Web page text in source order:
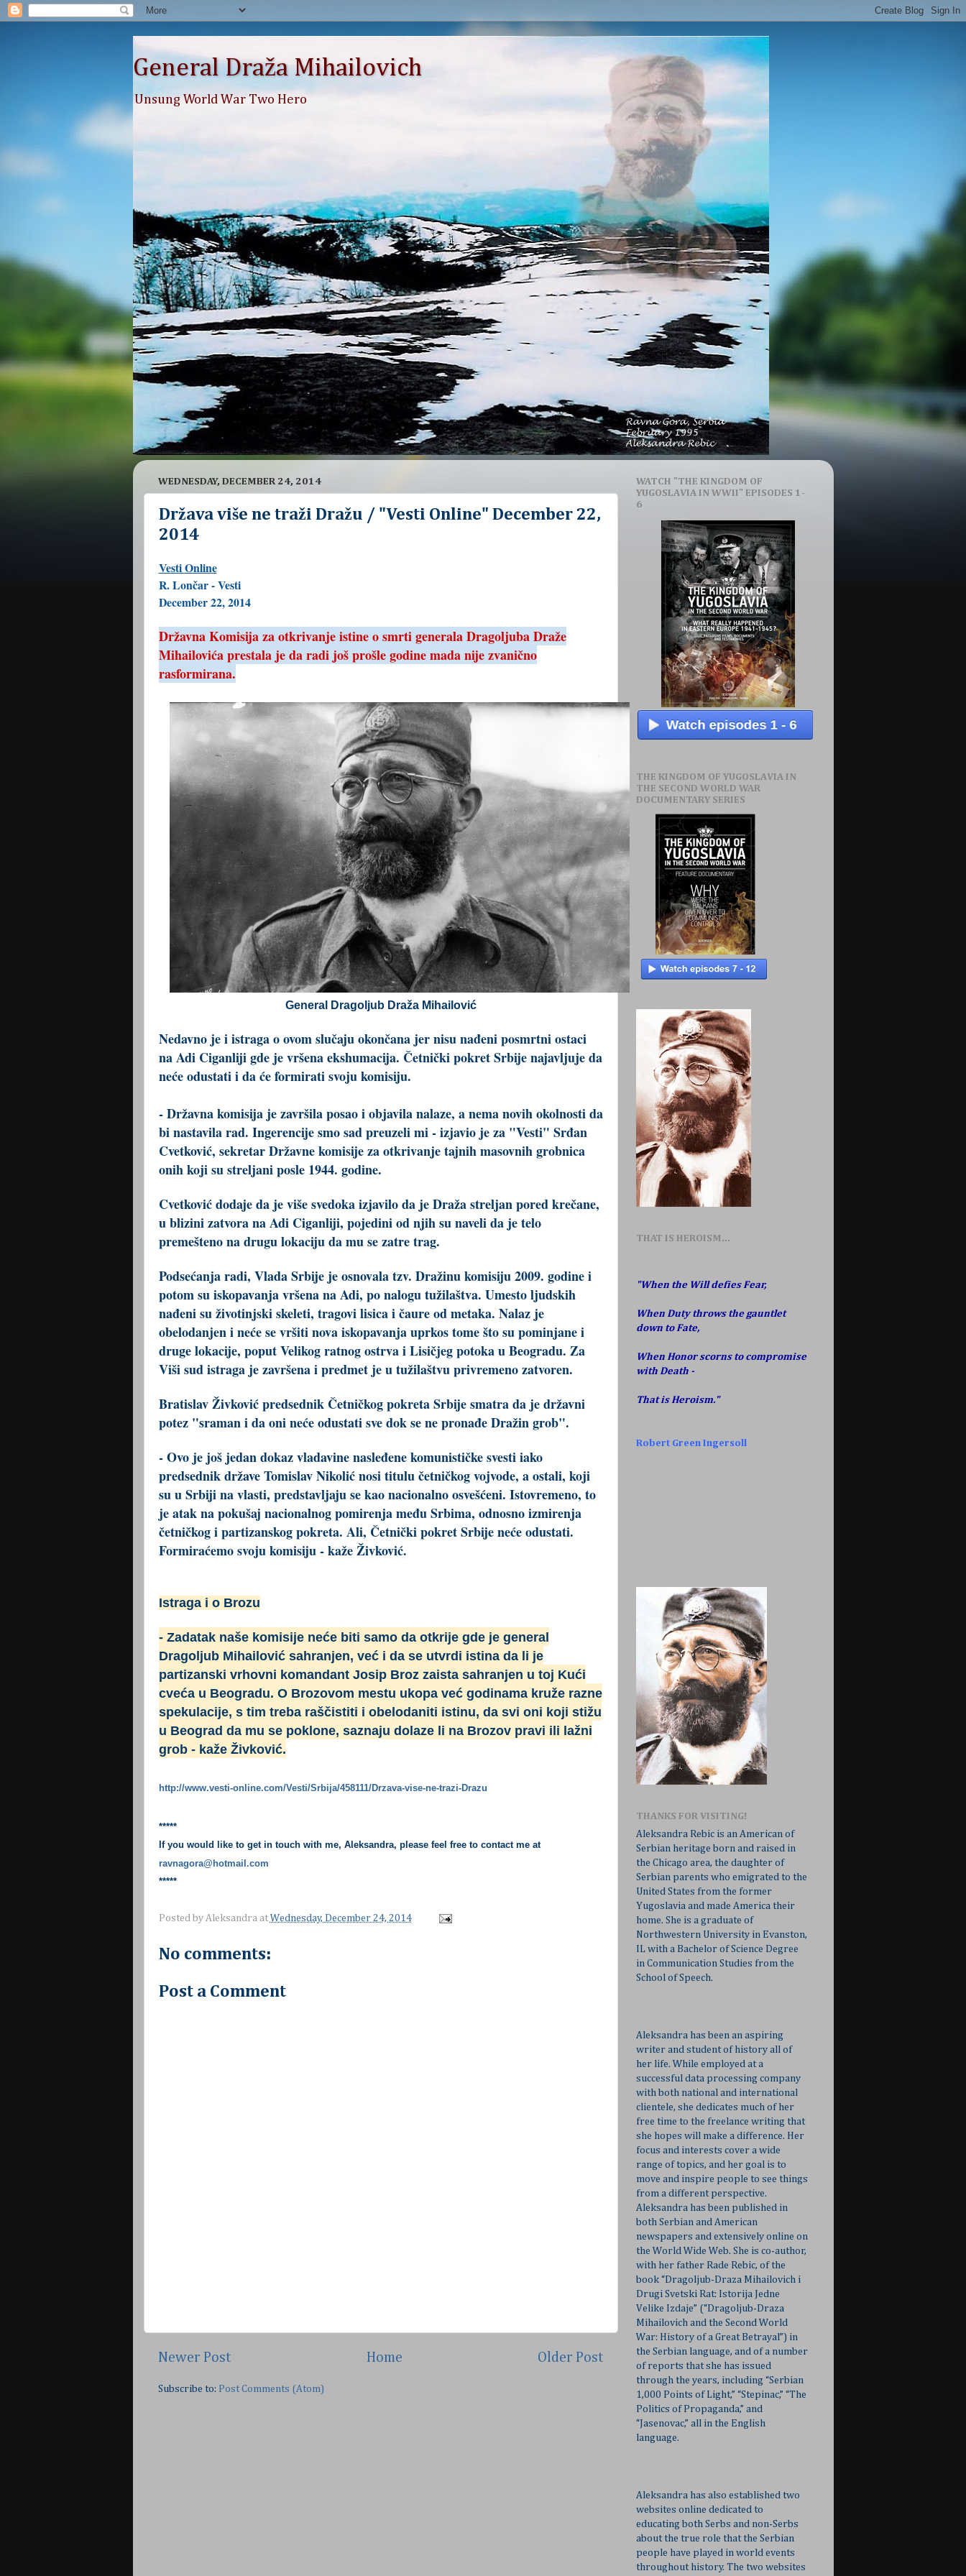
General Draža Mihailovich
Unsung World War Two Hero
WEDNESDAY, DECEMBER 24, 2014
Država više ne traži Dražu / "Vesti Online" December 22,
2014
Vesti Online
R. Lončar - Vesti
December 22, 2014
Državna Komisija za otkrivanje istine o smrti generala Dragoljuba Draže
Mihailovića prestala je da radi još prošle godine mada nije zvanično
rasformirana.
General Dragoljub Draža Mihailović
Nedavno je i istraga o ovom slučaju okončana jer nisu nađeni posmrtni ostaci
na Adi Ciganliji gde je vršena ekshumacija. Četnički pokret Srbije najavljuje da
neće odustati i da će formirati svoju komisiju.
- Državna komisija je završila posao i objavila nalaze, a nema novih okolnosti da
bi nastavila rad. Ingerencije smo sad preuzeli mi - izjavio je za "Vesti" Srđan
Cvetković, sekretar Državne komisije za otkrivanje tajnih masovnih grobnica
onih koji su streljani posle 1944. godine.
Cvetković dodaje da je više svedoka izjavilo da je Draža streljan pored krečane,
u blizini zatvora na Adi Ciganliji, pojedini od njih su naveli da je telo
premešteno na drugu lokaciju da mu se zatre trag.
Podsećanja radi, Vlada Srbije je osnovala tzv. Dražinu komisiju 2009. godine i
potom su iskopavanja vršena na Adi, po nalogu tužilaštva. Umesto ljudskih
nađeni su životinjski skeleti, tragovi lisica i čaure od metaka. Nalaz je
obelodanjen i neće se vršiti nova iskopavanja uprkos tome što su pominjane i
druge lokacije, poput Velikog ratnog ostrva i Lisičjeg potoka u Beogradu. Za
Viši sud istraga je završena i predmet je u tužilaštvu privremeno zatvoren.
Bratislav Živković predsednik Četničkog pokreta Srbije smatra da je državni
potez "sraman i da oni neće odustati sve dok se ne pronađe Dražin grob".
- Ovo je još jedan dokaz vladavine nasleđene komunističke svesti iako
predsednik države Tomislav Nikolić nosi titulu četničkog vojvode, a ostali, koji
su u Srbiji na vlasti, predstavljaju se kao nacionalno osvešćeni. Istovremeno, to
je atak na pokušaj nacionalnog pomirenja među Srbima, odnosno izmirenja
četničkog i partizanskog pokreta. Ali, Četnički pokret Srbije neće odustati.
Formiraćemo svoju komisiju - kaže Živković.
Istraga i o Brozu
- Zadatak naše komisije neće biti samo da otkrije gde je general
Dragoljub Mihailović sahranjen, već i da se utvrdi istina da li je
partizanski vrhovni komandant Josip Broz zaista sahranjen u toj Kući
cveća u Beogradu. O Brozovom mestu ukopa već godinama kruže razne
spekulacije, s tim treba raščistiti i obelodaniti istinu, da svi oni koji stižu
u Beograd da mu se poklone, saznaju dolaze li na Brozov pravi ili lažni
grob - kaže Živković.
http://www.vesti-online.com/Vesti/Srbija/458111/Drzava-vise-ne-trazi-Drazu
*****
If you would like to get in touch with me, Aleksandra, please feel free to contact me at
ravnagora@hotmail.com
*****
Posted by Aleksandra atWednesday, December 24, 2014
No comments:
Post a Comment
Newer Post Older Post
Home
Subscribe to: Post Comments (Atom)
WATCH "THE KINGDOM OF
YUGOSLAVIA IN WWII" EPISODES 1-
6
THE KINGDOM OF YUGOSLAVIA IN
THE SECOND WORLD WAR
DOCUMENTARY SERIES
THAT IS HEROISM...
"When the Will defies Fear,
When Duty throws the gauntlet
down to Fate,
When Honor scorns to compromise
with Death -
That is Heroism."
Robert Green Ingersoll
THANKS FOR VISITING!
Aleksandra Rebic is an American of
Serbian heritage born and raised in
the Chicago area, the daughter of
Serbian parents who emigrated to the
United States from the former
Yugoslavia and made America their
home. She is a graduate of
Northwestern University in Evanston,
IL with a Bachelor of Science Degree
in Communication Studies from the
School of Speech.
Aleksandra has been an aspiring
writer and student of history all of
her life. While employed at a
successful data processing company
with both national and international
clientele, she dedicates much of her
free time to the freelance writing that
she hopes will make a difference. Her
focus and interests cover a wide
range of topics, and her goal is to
move and inspire people to see things
from a different perspective.
Aleksandra has been published in
both Serbian and American
newspapers and extensively online on
the World Wide Web. She is co-author,
with her father Rade Rebic, of the
book “Dragoljub-Draza Mihailovich i
Drugi Svetski Rat: Istorija Jedne
Velike Izdaje” (“Dragoljub-Draza
Mihailovich and the Second World
War: History of a Great Betrayal”) in
the Serbian language, and of a number
of reports that she has issued
through the years, including “Serbian
1,000 Points of Light,” “Stepinac,” “The
Politics of Propaganda,” and
“Jasenovac,” all in the English
language.
Aleksandra has also established two
websites online dedicated to
educating both Serbs and non-Serbs
about the true role that the Serbian
people have played in world events
throughout history. The two websites